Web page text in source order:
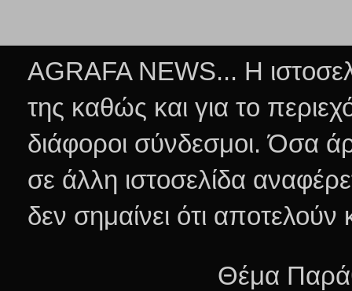
AGRAFA NEWS... Η
της καθώς και για το
διάφοροι σύνδεσμοι.Όσα
σε άλλη ιστοσελίδα
δεν σημαίνει ότι
Θέμα